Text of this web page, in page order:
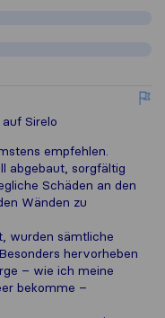
auf Sirelo
empfehlen.
abgebaut, sorgfältig
Schäden an den
Wänden zu
wurden sämtliche
hervorheben
– wie ich meine
bekomme –